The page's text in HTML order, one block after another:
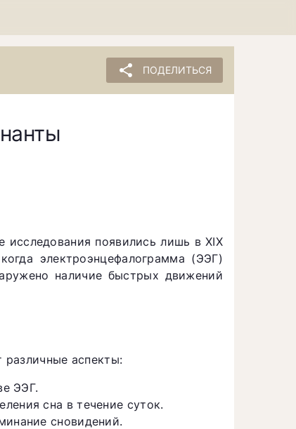
share ПОДЕЛИТЬСЯ
исследования появились лишь в XIX
электроэнцефалограмма (ЭЭГ)
наличие быстрых движений
аспекты:
ЭЭГ.
сна в течение суток.
сновидений.